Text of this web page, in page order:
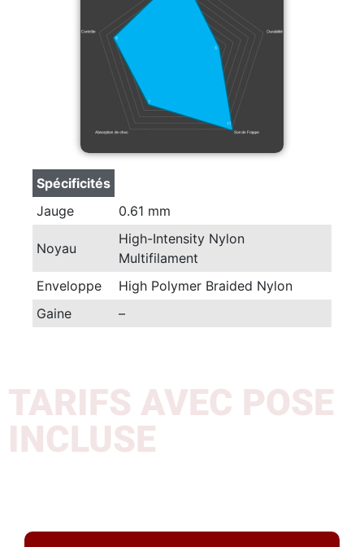
Spécificités
Jauge
0.61 mm
Noyau
High-Intensity Nylon
Multifilament
Enveloppe
High Polymer Braided Nylon
Gaine
–
TARIFS AVEC POSE
INCLUSE